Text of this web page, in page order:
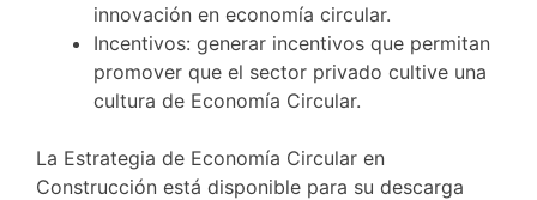
innovación en economía circular.
Incentivos: generar incentivos que permitan
promover que el sector privado cultive una
cultura de Economía Circular.
La Estrategia de Economía Circular en
Construcción está disponible para su descarga